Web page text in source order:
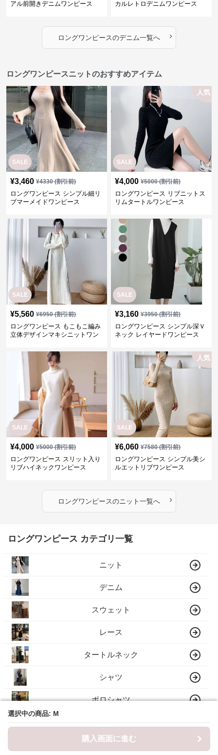
選択中の商品: M
購入画面に進む
選択中の商品: M
購入画面に進む
アル前開きデニムワンピース
カルレトロデニムワンピース
ロングワンピースのデニム一覧へ ›
ロングワンピースニットのおすすめアイテム
SALE
¥3,460 ¥4330(割引前)
ロングワンピース シンプル細リ
ブマーメイドワンピース
SALE
人気
¥4,000 ¥5000(割引前)
ロングワンピース リブニットス
リムタートルワンピース
SALE
¥5,560 ¥6950(割引前)
ロングワンピース もこもこ編み
立体デザインマキシニットワン
SALE
¥3,160 ¥3950(割引前)
ロングワンピース シンプル深Ｖ
ネック レイヤードワンピース
SALE
¥4,000 ¥5000(割引前)
ロングワンピース スリット入り
リブハイネックワンピース
SALE
人気
¥6,060 ¥7580(割引前)
ロングワンピース シンプル美シ
ルエットリブワンピース
ロングワンピースのニット一覧へ ›
ロングワンピース カテゴリ一覧
ニット
デニム
スウェット
レース
タートルネック
シャツ
ポロシャツ
キャミ
フレア